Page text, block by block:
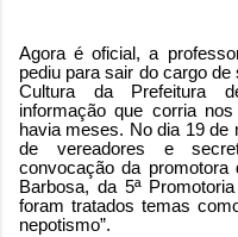
Agora é oficial, a
pediu para sair do cargo
Cultura da Prefeitura
informação que corria
havia meses. No dia 19
de vereadores e
convocação da
Barbosa, da 5ª
foram tratados temas
nepotismo”.